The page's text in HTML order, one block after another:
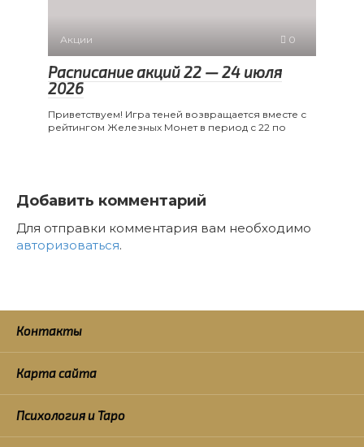
Акции 0
Расписание акций 22 — 24 июля
2026
Приветствуем! Игра теней возвращается вместе с
рейтингом Железных Монет в период с 22 по
Добавить комментарий
Для отправки комментария вам необходимо
авторизоваться.
Контакты
Карта сайта
Психология и Таро